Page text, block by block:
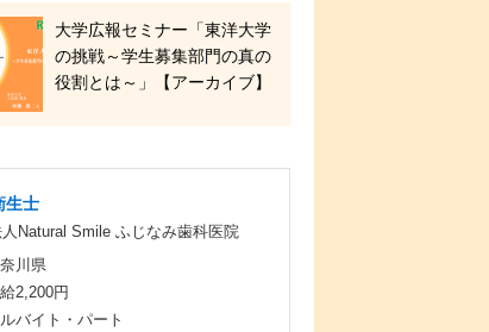
大学広報セミナー「東洋大学
の挑戦～学生募集部門の真の
役割とは～」【アーカイブ】
生士
Natural Smile ふじなみ歯科医院
川県
2,200円
バイト・パート